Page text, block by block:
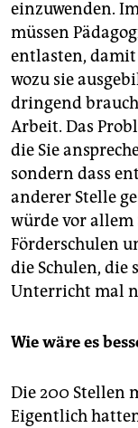
einzuwenden.
müssen
entlasten, damit
wozu sie
dringend
Arbeit. Das
die Sie
sondern dass
anderer Stelle
würde vor allem
Förderschulen
die Schulen, die
Unterricht mal
Wie wäre es
Die 200 Stellen
Eigentlich